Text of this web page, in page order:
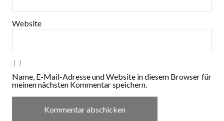
Website
Name, E-Mail-Adresse und Website in diesem Browser für
meinen nächsten Kommentar speichern.